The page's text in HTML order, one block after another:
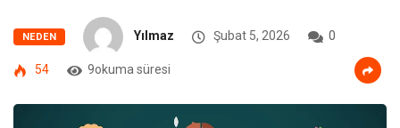
NEDEN Yılmaz Şubat 5, 2026 0
54 9okuma süresi